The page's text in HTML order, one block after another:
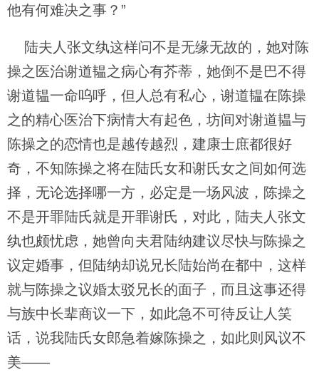
他有何难决之事？”
陆夫人张文纨这样问不是无缘无故的，她对陈
操之医治谢道韫之病心有芥蒂，她倒不是巴不得
谢道韫一命呜呼，但人总有私心，谢道韫在陈操
之的精心医治下病情大有起色，坊间对谢道韫与
陈操之的恋情也是越传越烈，建康士庶都很好
奇，不知陈操之将在陆氏女和谢氏女之间如何选
择，无论选择哪一方，必定是一场风波，陈操之
不是开罪陆氏就是开罪谢氏，对此，陆夫人张文
纨也颇忧虑，她曾向夫君陆纳建议尽快与陈操之
议定婚事，但陆纳却说兄长陆始尚在都中，这样
就与陈操之议婚太驳兄长的面子，而且这事还得
与族中长辈商议一下，如此急不可待反让人笑
话，说我陆氏女郎急着嫁陈操之，如此则风议不
美——